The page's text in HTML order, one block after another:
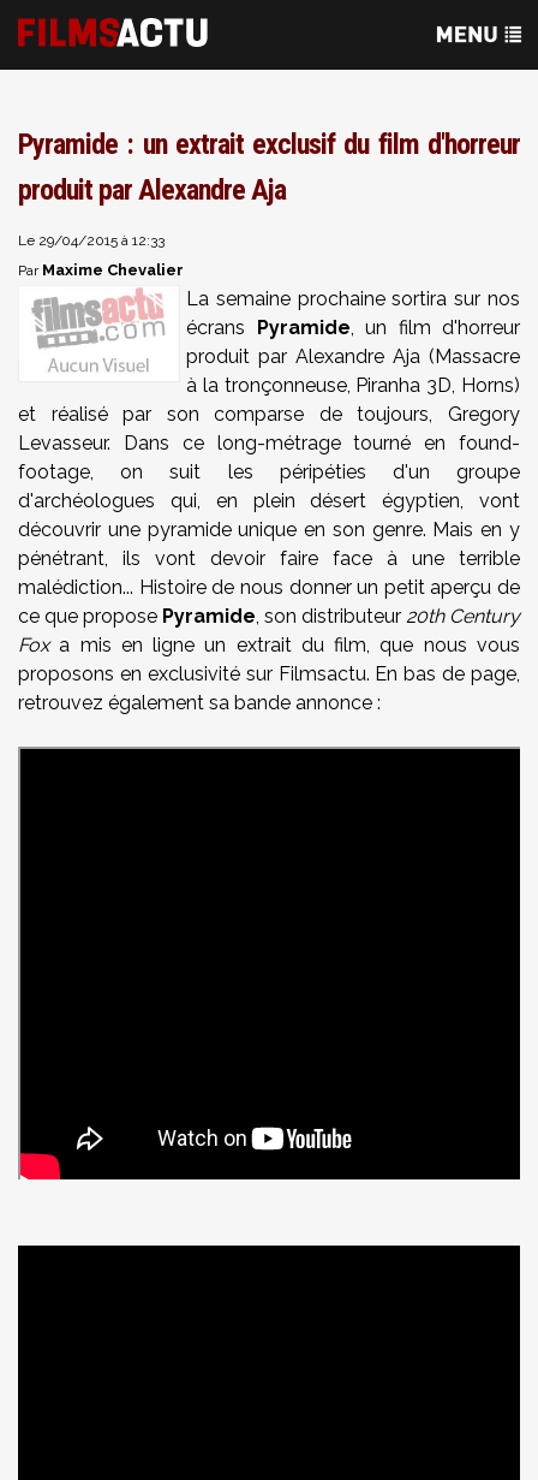
Pyramide : un extrait exclusif du film d'horreur
produit par Alexandre Aja
Le 29/04/2015 à 12:33
Par Maxime Chevalier
La semaine prochaine sortira sur nos
écrans Pyramide, un film d'horreur
produit par Alexandre Aja (Massacre
à la tronçonneuse, Piranha 3D, Horns)
et réalisé par son comparse de toujours, Gregory
Levasseur. Dans ce long-métrage tourné en found-
footage, on suit les péripéties d'un groupe
d'archéologues qui, en plein désert égyptien, vont
découvrir une pyramide unique en son genre. Mais en y
pénétrant, ils vont devoir faire face à une terrible
malédiction... Histoire de nous donner un petit aperçu de
ce que propose Pyramide, son distributeur 20th Century
Foxa mis en ligne un extrait du film, que nous vous
proposons en exclusivité sur Filmsactu. En bas de page,
retrouvez également sa bande annonce :